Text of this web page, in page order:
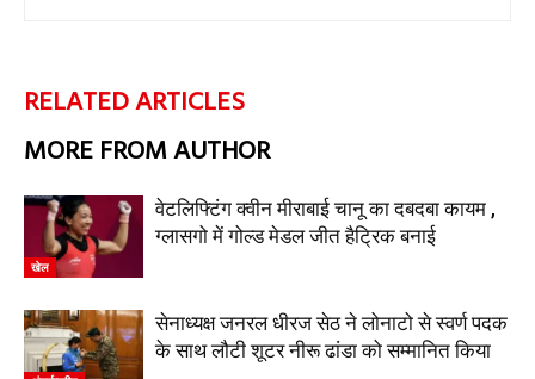
RELATED ARTICLES
MORE FROM AUTHOR
खेल
वेटलिफ्टिंग क्वीन मीराबाई चानू का दबदबा कायम ,
ग्लासगो में गोल्ड मेडल जीत हैट्रिक बनाई
सेनाध्यक्ष जनरल धीरज सेठ ने लोनाटो से स्वर्ण पदक
के साथ लौटी शूटर नीरू ढांडा को सम्मानित किया